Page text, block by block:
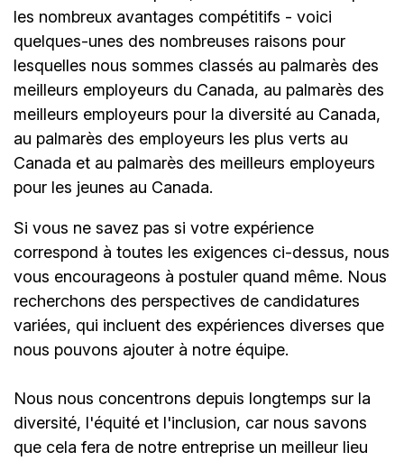
les nombreux avantages compétitifs - voici
quelques-unes des nombreuses raisons pour
lesquelles nous sommes classés au palmarès des
meilleurs employeurs du Canada, au palmarès des
meilleurs employeurs pour la diversité au Canada,
au palmarès des employeurs les plus verts au
Canada et au palmarès des meilleurs employeurs
pour les jeunes au Canada.
Si vous ne savez pas si votre expérience
correspond à toutes les exigences ci-dessus, nous
vous encourageons à postuler quand même. Nous
recherchons des perspectives de candidatures
variées, qui incluent des expériences diverses que
nous pouvons ajouter à notre équipe.
Nous nous concentrons depuis longtemps sur la
diversité, l'équité et l'inclusion, car nous savons
que cela fera de notre entreprise un meilleur lieu